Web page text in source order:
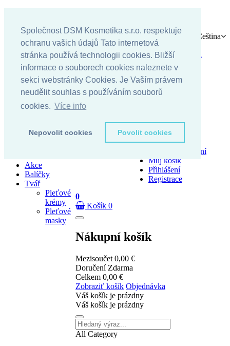
Společnost DSM Kosmetika s.r.o. respektuje
ochranu vašich údajů Tato internetová
stránka používá technologii cookies. Bližší
informace o souborech cookies naleznete v
sekci webstránky Cookies. Je Vaším právem
neudělit souhlas s používáním souborů
cookies. Více info
Nepovolit cookies Povolit cookies
Language
Čeština
Slovenčina
Čeština
Currency
EUR
Kč - CZK
Účet
Můj účet
Můj seznam přání
Můj košík
Přihlášení
Registrace
All Category
All Category
PURCHASE NOWIcon
0
Košík 0
Nákupní košík
Mezisoučet 0,00 €
Doručení Zdarma
Celkem 0,00 €
Zobraziť košík Objednávka
Váš košík je prázdny
Váš košík je prázdny
All Category
Facebook
Akce
Balíčky
Tvář
Pleťové
krémy
Pleťové
masky